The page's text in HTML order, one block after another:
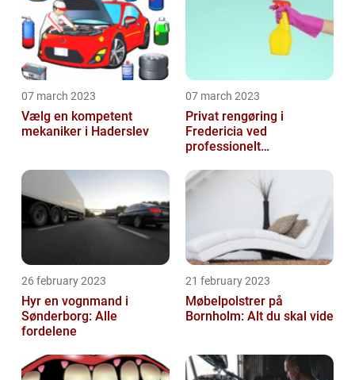
07 march 2023
Vælg en kompetent
mekaniker i Haderslev
07 march 2023
Privat rengøring i
Fredericia ved
professionelt
26 february 2023
Hyr en vognmand i
Sønderborg: Alle
fordelene
21 february 2023
Møbelpolstrer på
Bornholm: Alt du skal vide